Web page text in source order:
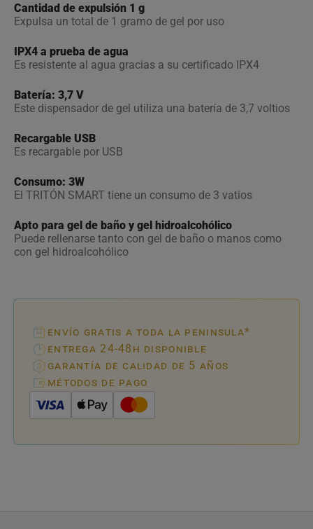
Cantidad de expulsión 1 g
Expulsa un total de 1 gramo de gel por uso
IPX4 a prueba de agua
Es resistente al agua gracias a su certificado IPX4
Batería: 3,7 V
Este dispensador de gel utiliza una batería de 3,7 voltios
Recargable USB
Es recargable por USB
Consumo: 3W
El TRITÓN SMART tiene un consumo de 3 vatios
Apto para gel de baño y gel hidroalcohólico
Puede rellenarse tanto con gel de baño o manos como
con gel hidroalcohólico
envío gratis a toda la peninsula*
entrega 24-48h disponible
garantía de calidad de 5 años
métodos de pago